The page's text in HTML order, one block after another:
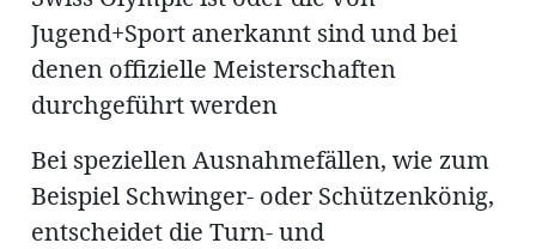
Jugend+Sport anerkannt sind und bei
denen offizielle Meisterschaften
durchgeführt werden
Bei speziellen Ausnahmefällen, wie zum
Beispiel Schwinger- oder Schützenkönig,
entscheidet die Turn- und